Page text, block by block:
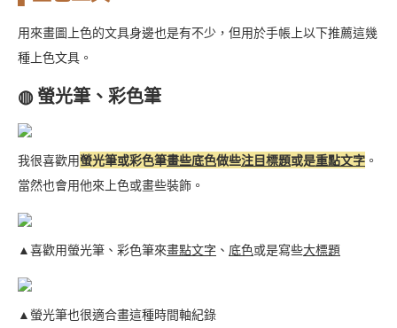
用來畫圖上色的文具身邊也是有不少，但用於手帳上以下推薦這幾
種上色文具。
◍ 螢光筆、彩色筆
我很喜歡用螢光筆或彩色筆畫些底色做些注目標題或是重點文字 。
當然也會用他來上色或畫些裝飾。
▲喜歡用螢光筆、彩色筆來畫點文字 、 底色或是寫些大標題
▲螢光筆也很適合畫這種時間軸紀錄